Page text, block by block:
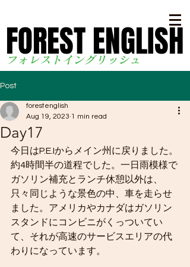
フォレストイングリッシュ
FOREST ENGLISH
FOREST ENGLISH
Post
Day17
forestenglish
Aug 19, 2023 1 min read
今日はP.E.Iからメイン州に戻りました。
約4時間半の道程でした。一日雨模様で
ガソリン補充とランチ休憩以外は、
只々同じような景色の中、車を走らせ
ました。アメリカやカナダはガソリン
スタンドにコンビニがくっついてい
て、それが高速のサービスエリアの代
わりになっています。